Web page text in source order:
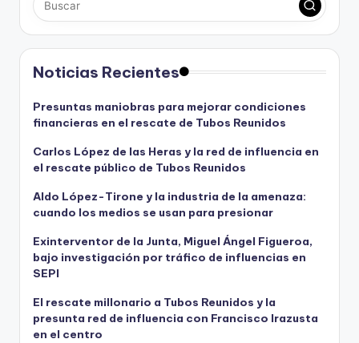
Noticias Recientes
Presuntas maniobras para mejorar condiciones
financieras en el rescate de Tubos Reunidos
Carlos López de las Heras y la red de influencia en
el rescate público de Tubos Reunidos
Aldo López-Tirone y la industria de la amenaza:
cuando los medios se usan para presionar
Exinterventor de la Junta, Miguel Ángel Figueroa,
bajo investigación por tráfico de influencias en
SEPI
El rescate millonario a Tubos Reunidos y la
presunta red de influencia con Francisco Irazusta
en el centro